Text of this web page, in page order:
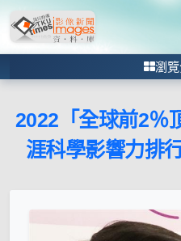
瀏
2022「全球前2％
涯科學影響力排